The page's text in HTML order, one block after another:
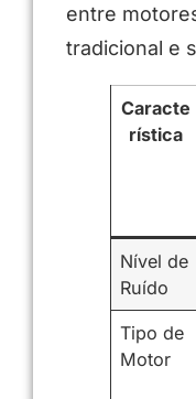
entre
tradicional e
Caracte
rística
Nível de
Ruído
Tipo de
Motor